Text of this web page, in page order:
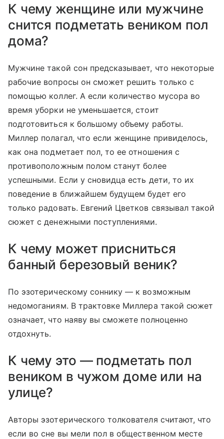
К чему женщине или мужчине
снится подметать веником пол
дома?
Мужчине такой сон предсказывает, что некоторые
рабочие вопросы он сможет решить только с
помощью коллег. А если количество мусора во
время уборки не уменьшается, стоит
подготовиться к большому объему работы.
Миллер полагал, что если женщине привиделось,
как она подметает пол, то ее отношения с
противоположным полом станут более
успешными. Если у сновидца есть дети, то их
поведение в ближайшем будущем будет его
только радовать. Евгений Цветков связывал такой
сюжет с денежными поступлениями.
К чему может присниться
банный березовый веник?
По эзотерическому соннику — к возможным
недомоганиям. В трактовке Миллера такой сюжет
означает, что наяву вы сможете полноценно
отдохнуть.
К чему это — подметать пол
веником в чужом доме или на
улице?
Авторы эзотерического толкователя считают, что
если во сне вы мели пол в общественном месте